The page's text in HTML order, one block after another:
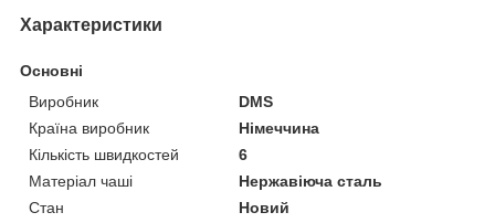
Характеристики
Основні
Виробник
DMS
Країна виробник
Німеччина
Кількість швидкостей
6
Матеріал чаші
Нержавіюча сталь
Стан
Новий